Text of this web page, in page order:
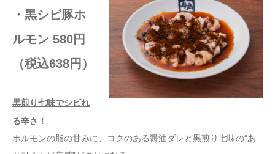
・黒シビ豚ホ
ルモン 580円
（税込638円）
黒煎り七味でシビれ
る辛さ！
ホルモンの脂の甘みに、コクのある醤油ダレと黒煎り七味の“あ